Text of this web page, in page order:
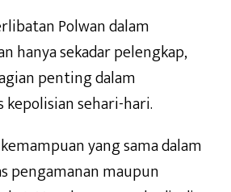
Polwan dalam
hanya sekadar pelengkap,
penting dalam
kepolisian sehari-hari.
yang sama dalam
pengamanan maupun